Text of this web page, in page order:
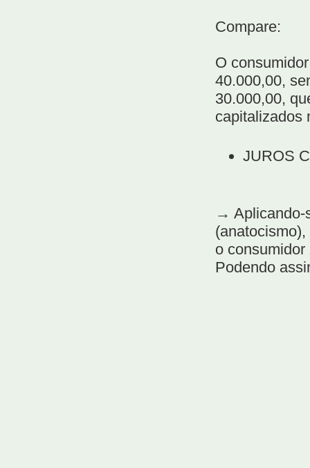
Compare:
O
40.000,00,
30.000,00,
capitalizados
JUROS
→ Aplicando-
o
Podendo